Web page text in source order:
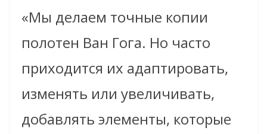
«Мы делаем точные копии
полотен Ван Гога. Но часто
приходится их адаптировать,
изменять или увеличивать,
добавлять элементы, которые